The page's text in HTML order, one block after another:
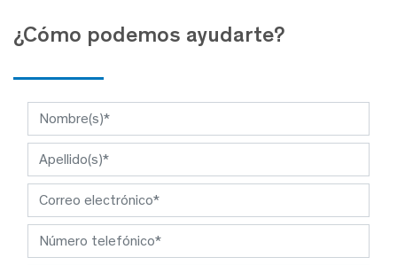
¿Cómo podemos ayudarte?